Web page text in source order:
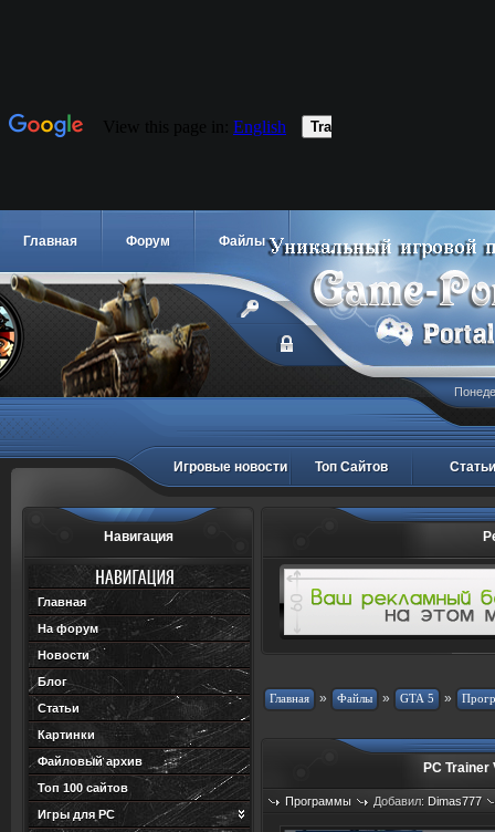
Главная Форум Файлы
Игровые новости Топ Сайтов Статьи
Навигация
Главная
На форум
Новости
Блог
Статьи
Картинки
Файловый архив
Топ 100 сайтов
Игры для PC
» » »
PC
Программы Добавил: Dimas777